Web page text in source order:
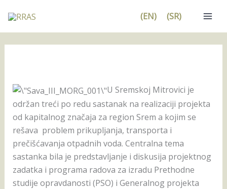
na
sadržaj
(EN) (SR)
U Sremskoj Mitrovici je
održan treći po redu sastanak na realizaciji projekta
od kapitalnog značaja za region Srem a kojim se
rešava problem prikupljanja, transporta i
prečišćavanja otpadnih voda. Centralna tema
sastanka bila je predstavljanje i diskusija projektnog
zadatka i programa radova za izradu Prethodne
studije opravdanosti (PSO) i Generalnog projekta